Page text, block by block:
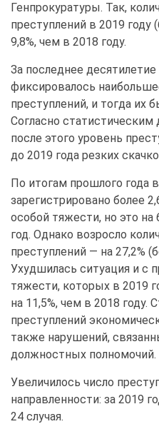
Генпрокуратуры. Так,
преступлений в 2019 году
9,8%, чем в 2018 году.
За последнее
фиксировалось
преступлений, и тогда их
Согласно
после этого уровень
до 2019 года резких
По итогам прошлого года
зарегистрировано более
особой тяжести, но это
год. Однако возросло
преступлений — на 27,2%
Ухудшилась ситуация и с
тяжести, которых в 2019
на 11,5%, чем в 2018
преступлений
также нарушений,
должностных полномочий.
Увеличилось число
направленности: за 2019
24 случая.